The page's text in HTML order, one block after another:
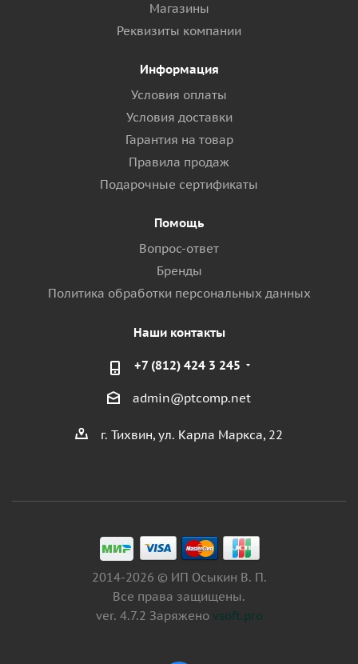
Магазины
Реквизиты компании
Информация
Условия оплаты
Условия доставки
Гарантия на товар
Правила продаж
Подарочные сертификаты
Помощь
Вопрос-ответ
Бренды
Политика обработки персональных данных
Наши контакты
+7 (812) 424 3 245
admin@ptcomp.net
г. Тихвин, ул. Карла Маркса, 22
2014-2026 © ИП Осыкин В. П.
Все права защищены.
ver. 4.7.2 Заряжено vsoft.pro